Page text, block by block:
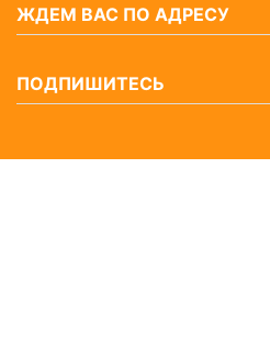
ЖДЕМ ВАС ПО АДРЕСУ
ПОДПИШИТЕСЬ